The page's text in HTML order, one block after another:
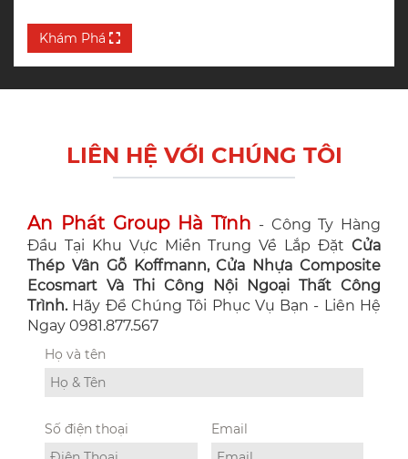
Khám Phá
LIÊN HỆ VỚI CHÚNG TÔI
An Phát Group Hà Tĩnh - Công Ty Hàng
Đầu Tại Khu Vực Miền Trung Về Lắp Đặt Cửa
Thép Vân Gỗ Koffmann, Cửa Nhựa Composite
Ecosmart Và Thi Công Nội Ngoại Thất Công
Trình. Hãy Để Chúng Tôi Phục Vụ Bạn - Liên Hệ
Ngay 0981.877.567
Họ và tên
Số điện thoại Email